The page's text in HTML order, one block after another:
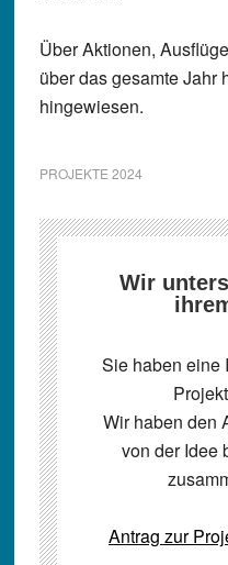
Über Aktionen,
über das gesamte Jahr
hingewiesen.
PROJEKTE 2024
Wir
Sie haben eine
Wir haben den
von der Idee
Antrag zur